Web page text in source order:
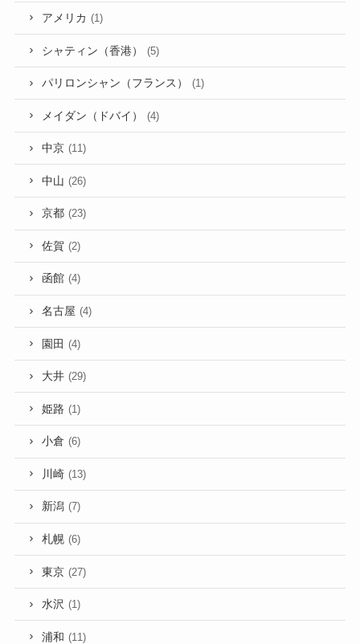
アメリカ (1)
シャティン（香港） (5)
パリロンシャン（フランス） (1)
メイダン（ドバイ） (4)
中京 (11)
中山 (26)
京都 (23)
佐賀 (2)
函館 (4)
名古屋 (4)
園田 (4)
大井 (29)
姫路 (1)
小倉 (6)
川崎 (13)
新潟 (7)
札幌 (6)
東京 (27)
水沢 (1)
浦和 (11)